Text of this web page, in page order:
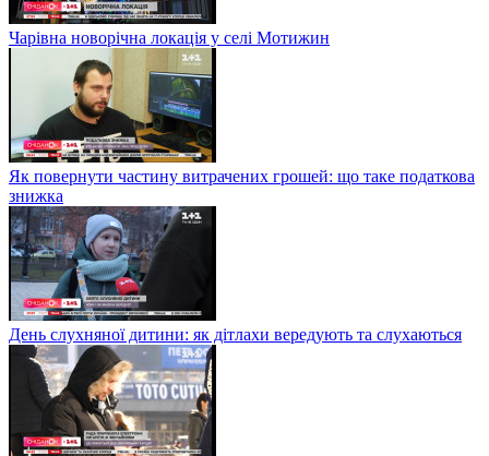
Чарівна новорічна локація у селі Мотижин
Як повернути частину витрачених грошей: що таке податкова
знижка
День слухняної дитини: як дітлахи вередують та слухаються